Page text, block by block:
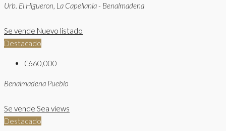
Urb. El Higueron, La Capellania - Benalmadena
Se vende Nuevo listado
Destacado
€660,000
Benalmadena Pueblo
Se vende Sea views
Destacado